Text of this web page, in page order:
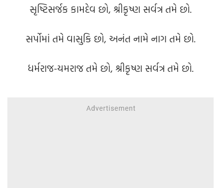
સૃષ્ટિસર્જક કામદેવ છો, શ્રીકૃષ્ણ સર્વત્ર તમે છો.
સર્પોમાં તમે વાસુકિ છો, અનંત નામે નાગ તમે છો.
ધર્મરાજ-યમરાજ તમે છો, શ્રીકૃષ્ણ સર્વત્ર તમે છો.